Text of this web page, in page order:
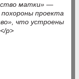
матки» —
проекта
что устроены
p>